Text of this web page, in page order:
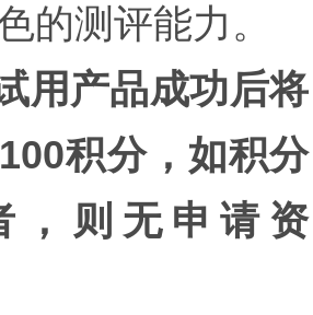
的测评能力。
用产品成功后将
积分，如积分
，则无申请资